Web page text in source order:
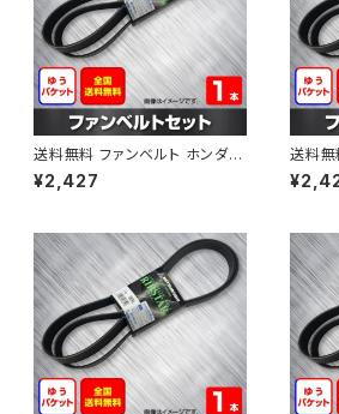
送料無料 ファンベルト ホンダ
ゼスト 型式JE1 H18.03～H24.
11 （国内トップメーカー） 1本 H
¥2,427
送料無
イフ
1 （国